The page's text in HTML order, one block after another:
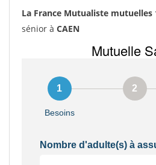
La France Mutualiste mutuelles
sénior à CAEN